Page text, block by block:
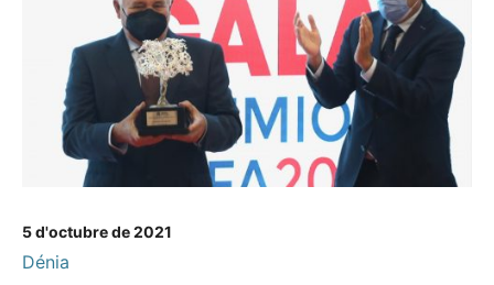
5 d'octubre de 2021
Dénia